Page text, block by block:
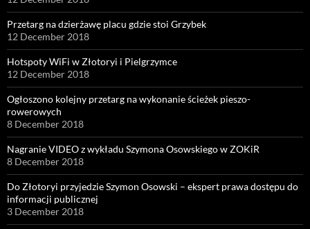
Przetarg na dzierżawę placu gdzie stoi Grzybek
12 December 2018
Hotspoty WiFi w Złotoryi i Pielgrzymce
12 December 2018
Ogłoszono kolejny przetarg na wykonanie ścieżek pieszo-
rowerowych
8 December 2018
Nagranie VIDEO z wykładu Szymona Osowskiego w ZOKiR
8 December 2018
Do Złotoryi przyjedzie Szymon Osowski – ekspert prawa dostępu do
informacji publicznej
3 December 2018